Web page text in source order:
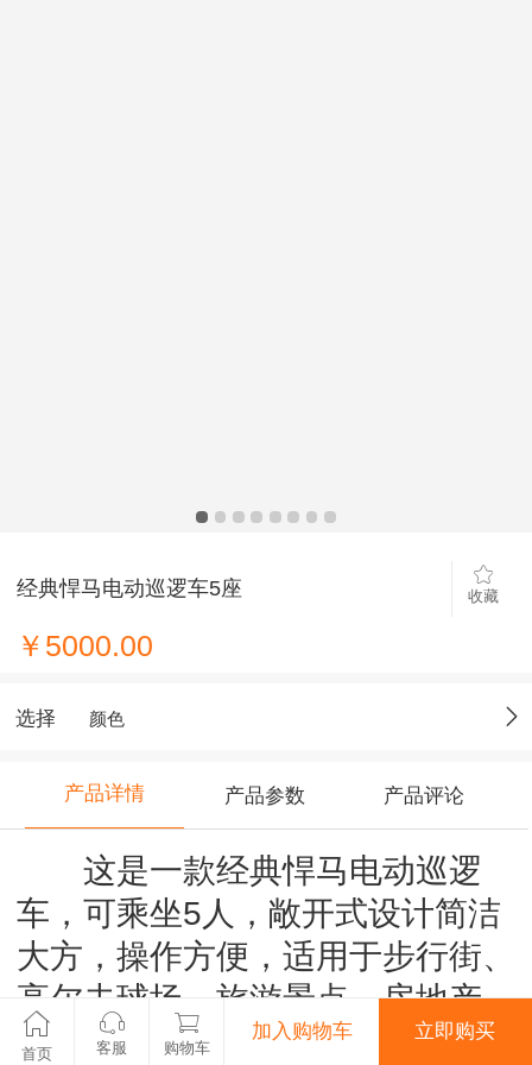
经典悍马电动巡逻车5座 收藏
￥5000.00
选择 颜色
产品详情 产品参数 产品评论
这是一款经典悍马电动巡逻
车，可乘坐5人，敞开式设计简洁
大方，操作方便，适用于步行街、
高尔夫球场、旅游景点、房地产
（园林小区）、各大型企业、机关
首页 客服 购物车
加入购物车 立即购买